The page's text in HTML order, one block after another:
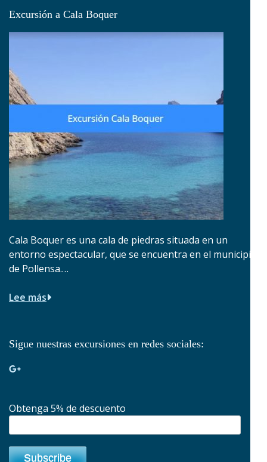
Excursión a Cala Boquer
Cala Boquer es una cala de piedras situada en un
entorno espectacular, que se encuentra en el municipio
de Pollensa.…
Lee más
Sigue nuestras excursiones en redes sociales:
Obtenga 5% de descuento